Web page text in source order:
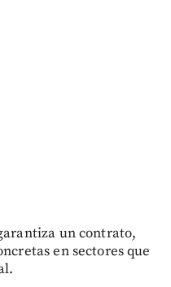
un contrato,
en sectores que